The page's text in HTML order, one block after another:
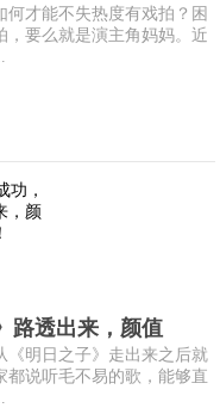
才能不失热度有戏拍？困
，要么就是演主角妈妈。近
路透出来，颜值
《明日之子》走出来之后就
都说听毛不易的歌，能够直